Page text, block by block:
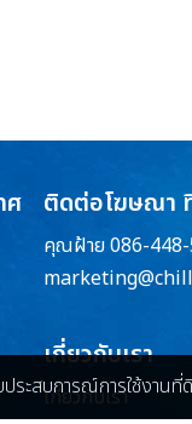
ศ ติดต่อโฆษณา
คุณฝ้าย 086-
เกี่ยวกับเรา
เกี่ยวกับเรา
ประสบการณ์การใช้งาน